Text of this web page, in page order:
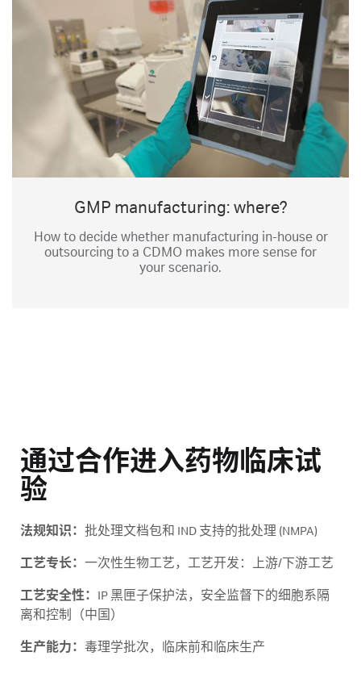
GMP manufacturing: where?
How to decide whether manufacturing in-house or
outsourcing to a CDMO makes more sense for
your scenario.
通过合作进入药物临床试
验
法规知识： 批处理文档包和 IND 支持的批处理 (NMPA)
工艺专长： 一次性生物工艺，工艺开发：上游/下游工艺
工艺安全性： IP 黑匣子保护法，安全监督下的细胞系隔
离和控制（中国）
生产能力： 毒理学批次，临床前和临床生产